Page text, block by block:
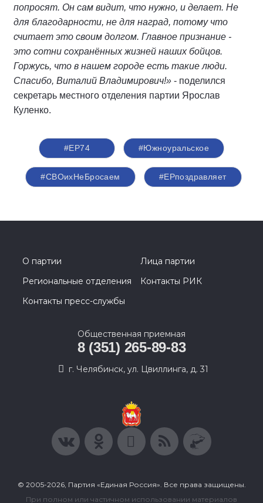
попросят. Он сам видит, что нужно, и делает. Не
для благодарности, не для наград, потому что
считает это своим долгом. Главное признание -
это сотни сохранённых жизней наших бойцов.
Горжусь, что в нашем городе есть такие люди.
Спасибо, Виталий Владимирович!» - поделился
секретарь местного отделения партии Ярослав
Куленко.
#ЕР74 #Южноуральское
#СВОихНеБросаем #ЕРпоздравляет
О партии
Лица партии
Региональные отделения
Контакты РИК
Контакты пресс-службы
Общественная приемная
8 (351) 265-89-83
г. Челябинск, ул. Цвиллинга, д. 31
© 2005-2026, Партия «Единая Россия». Все права защищены.
При полном или частичном использовании материалов